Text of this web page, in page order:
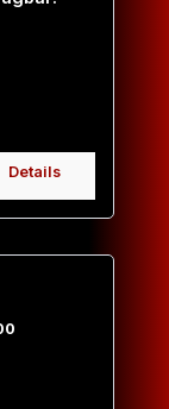
Details